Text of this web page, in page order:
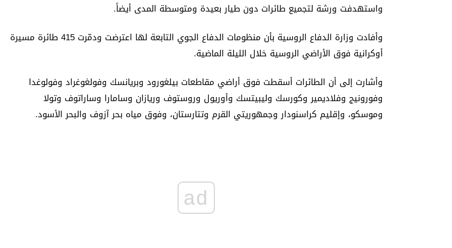
واستهدفت ورشة لتجميع طائرات دون طيار بعيدة ومتوسطة المدى أيضاً.
وأفادت وزارة الدفاع الروسية بأن منظومات الدفاع الجوي التابعة لها اعترضت ودمّرت 415 طائرة مسيرة
أوكرانية فوق الأراضي الروسية خلال الليلة الماضية.
وأشارت إلى أن الطائرات أسقطت فوق أراضي مقاطعات بيلغورود وبريانسك وفولغوغراد وفولوغدا
وفورونيج وفلاديمير وكورسك وليبيتسك وأوريول وروستوف وريازان وسامارا وساراتوف وتولا
وموسكو، وإقليم كراسنودار وجمهوريتي القرم وتتارستان، وفوق مياه بحر آزوف والبحر الأسود.
ad